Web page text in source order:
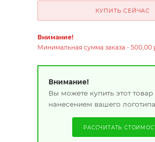
КУПИТЬ СЕЙЧАС
Внимание!
Минимальная сумма заказа - 500,00
Внимание!
Вы можете купить этот товар
нанесением вашего логотипа
РАССЧИТАТЬ